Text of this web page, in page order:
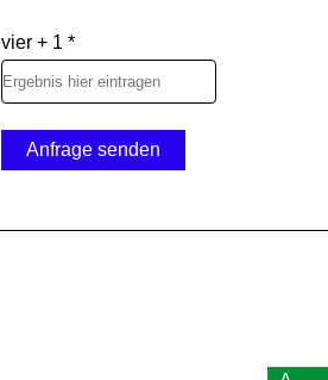
vier + 1 *
Anfrage senden